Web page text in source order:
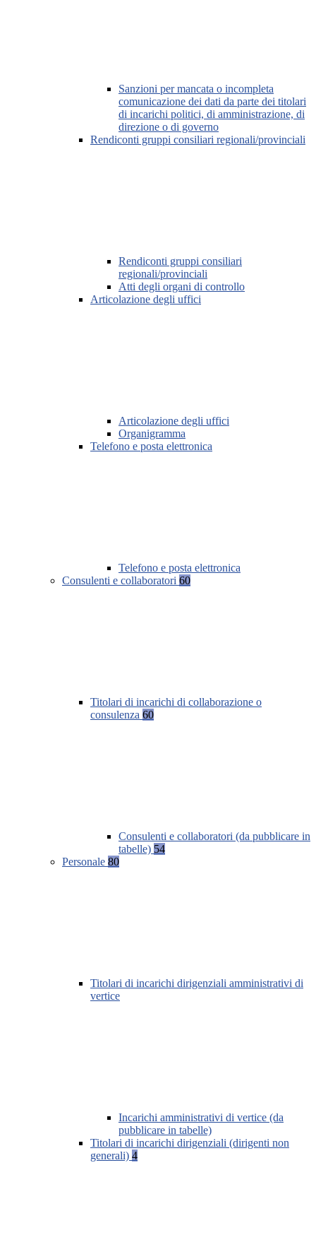
Sanzioni per mancata o incompleta
comunicazione dei dati da parte dei titolari
di incarichi politici, di amministrazione, di
direzione o di governo
Rendiconti gruppi consiliari regionali/provinciali
Rendiconti gruppi consiliari
regionali/provinciali
Atti degli organi di controllo
Articolazione degli uffici
Articolazione degli uffici
Organigramma
Telefono e posta elettronica
Telefono e posta elettronica
Consulenti e collaboratori 60
Titolari di incarichi di collaborazione o
consulenza 60
Consulenti e collaboratori (da pubblicare in
tabelle) 54
Personale 80
Titolari di incarichi dirigenziali amministrativi di
vertice
Incarichi amministrativi di vertice (da
pubblicare in tabelle)
Titolari di incarichi dirigenziali (dirigenti non
generali) 4